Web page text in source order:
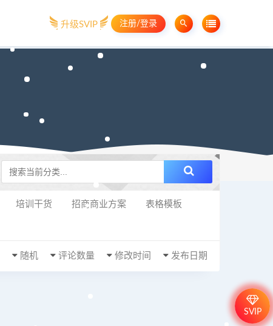
升级SVIP 注册/登录
培训干货 招商商业方案 表格模板
发布日期
修改时间
评论数量
随机
SVIP